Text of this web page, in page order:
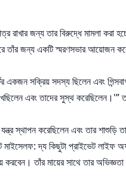
রাখার জন্য তার বিরুদ্ধে মামলা
তাঁর জন্য একটি স্মরণসভার আয়োজন
একজন সক্রিয় সদস্য ছিলেন এবং
এবং তাদের সুস্থ করেছিলেন।'”
যন্ত্র স্থাপন করেছিলেন এবং তার
দ্য কিছুটা প্রাইভেট লাইফ
করবেন। তাঁর মায়ের সাথে তার